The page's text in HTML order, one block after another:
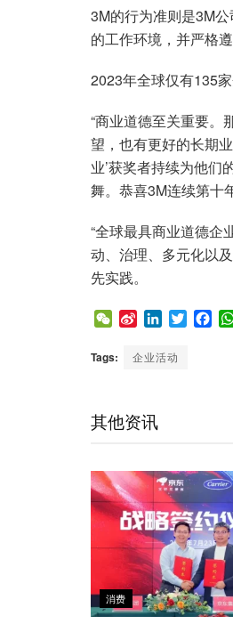
3M的行为准则是3M
的工作环境，并严格
2023年全球仅有135
“商业道德至关重要。
望，也有更好的长期
业’获奖者持续为他
舞。恭喜3M连续第十
“全球最具商业道德企
动、治理、多元化以
先实践。
W
C
S
n
i
L
n
T
F
Tags: 企业活动
其他资讯
消费